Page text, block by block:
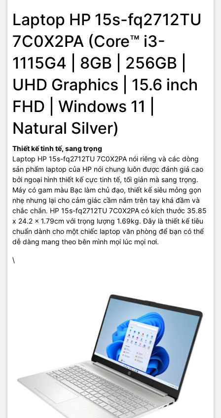
Laptop HP 15s-fq2712TU
7C0X2PA (Core™ i3-
1115G4 | 8GB | 256GB |
UHD Graphics | 15.6 inch
FHD | Windows 11 |
Natural Silver)
Thiết kế tinh tế, sang trọng
Laptop HP 15s-fq2712TU 7C0X2PA nói riêng và các dòng
sản phẩm laptop của HP nói chung luôn được đánh giá cao
bởi ngoại hình thiết kế cực tinh tế, tối giản mà sang trọng.
Máy có gam màu Bạc làm chủ đạo, thiết kế siêu mỏng gọn
nhẹ nhưng lại cho cảm giác cầm nắm trên tay khá đầm và
chắc chắn. HP 15s-fq2712TU 7C0X2PA có kích thước 35.85
x 24.2 x 1.79cm với trọng lượng 1.69kg. Đây là thiết kế tiêu
chuẩn dành cho một chiếc laptop văn phòng để bạn có thể
dễ dàng mang theo bên mình mọi lúc mọi nơi.
\
Khả năng kết nối đa dạng
Dù sở hữu thiết kế nhỏ gọn nhưng laptop văn phòng HP 15s-
fq2712TU 7C0X2PA vẫn đảm bảo khả năng kết nối đa dạng để
bạn thỏa sức kết nối với các thiết bị ngoại vi, bao gồm: Cổng USB
Type-A, cổng USB Type-C, cổng HDMI, Cổng Card Reader, jack
3.5mm cho mic và tai nghe…
– Nhà phân phối và cung cấp giải pháp công nghệ uy tín
tại Việt Nam. Chúng tôi chuyên cung cấp đa dạng sản phẩm:
Máy chủ - Server, Thiết bị mạng
Camera
Màn hình tương tác, Linh kiện máy tính,
như tivi, tủ lạnh, máy giặt, máy hút ẩm... cùng nhiều thiết bị
công nghệ khác.TIC.VNcam kết mang đếnsản phẩm chính
hãng, giá tốt, dịch vụ chuyên nghiệp, đáp ứng tối đa nhu cầu của
doanh nghiệp cũng như gia đình và cá nhân.